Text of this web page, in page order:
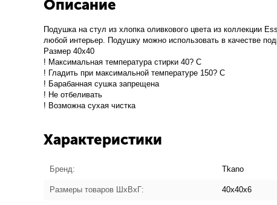
Описание
Подушка на стул из хлопка оливкового цвета из коллекции
любой интерьер. Подушку можно использовать в качестве
Размер 40х40
! Максимальная температура стирки 40? C
! Гладить при максимальной температуре 150? C
! Барабанная сушка запрещена
! Не отбеливать
! Возможна сухая чистка
Характеристики
Бренд: Tkano
Размеры товаров ШхВхГ: 40x40x6